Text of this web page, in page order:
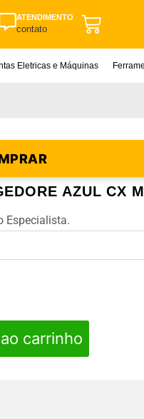
ATENDIMENTO
contato
Eletricas e Máquinas
AZUL CX
Especialista.
carrinho